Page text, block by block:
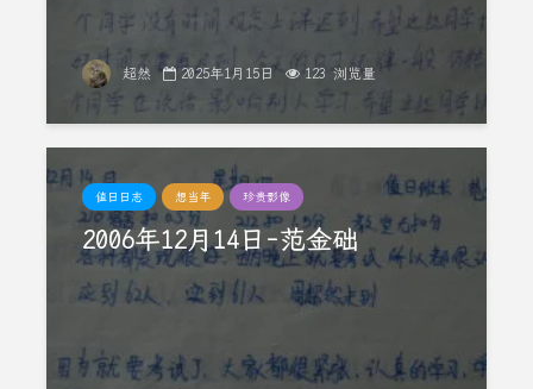
超然 2025年1月15日 123 浏览量
值日日志 想当年 珍贵影像
2006年12月14日-范金础